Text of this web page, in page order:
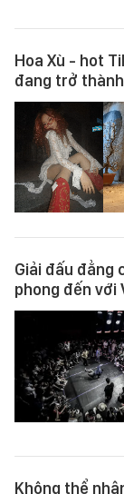
Hoa Xù - hot
đang trở
Giải đấu đẳng
phong đến với
Không thể